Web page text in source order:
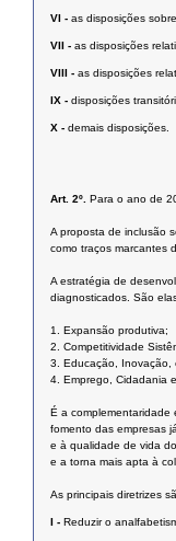
VI - as disposições
VII - as disposições
VIII - as disposições
IX - disposições
X - demais disposições.
Art. 2º. Para o ano de
A proposta de inclusão
como traços marcantes
A estratégia de
diagnosticados. São
1. Expansão produtiva;
2. Competitividade
3. Educação, Inovação,
4. Emprego, Cidadania
É a complementaridade
fomento das empresas
e à qualidade de vida
e a torna mais apta à
As principais diretrizes
I - Reduzir o